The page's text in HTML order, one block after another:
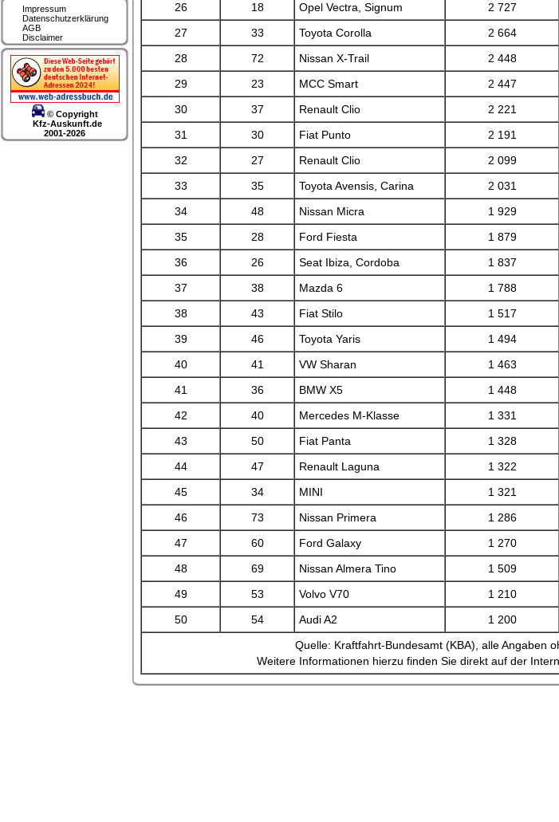
26
18 Opel Vectra, Signum 2 727
27
33 Toyota Corolla 2 664
28
72 Nissan X-Trail 2 448
29
23 MCC Smart 2 447
30
37 Renault Clio 2 221
31
30 Fiat Punto 2 191
32
27 Renault Clio 2 099
33
35 Toyota Avensis, Carina 2 031
34
48 Nissan Micra 1 929
35
28 Ford Fiesta 1 879
36
26 Seat Ibiza, Cordoba 1 837
37
38 Mazda 6 1 788
38
43 Fiat Stilo 1 517
39
46 Toyota Yaris 1 494
40
41 VW Sharan 1 463
41
36 BMW X5 1 448
42
40 Mercedes M-Klasse 1 331
43
50 Fiat Panta 1 328
44
47 Renault Laguna 1 322
45
34 MINI 1 321
46
73 Nissan Primera 1 286
47
60 Ford Galaxy 1 270
48
69 Nissan Almera Tino 1 509
49
53 Volvo V70 1 210
50
54 Audi A2 1 200
Quelle: Kraftfahrt-Bundesamt (KBA), alle Angaben
Weitere Informationen hierzu finden Sie direkt auf der
Impressum
Datenschutzerklärung
AGB
Disclaimer
© Copyright
Kfz-Auskunft.de
2001-2026